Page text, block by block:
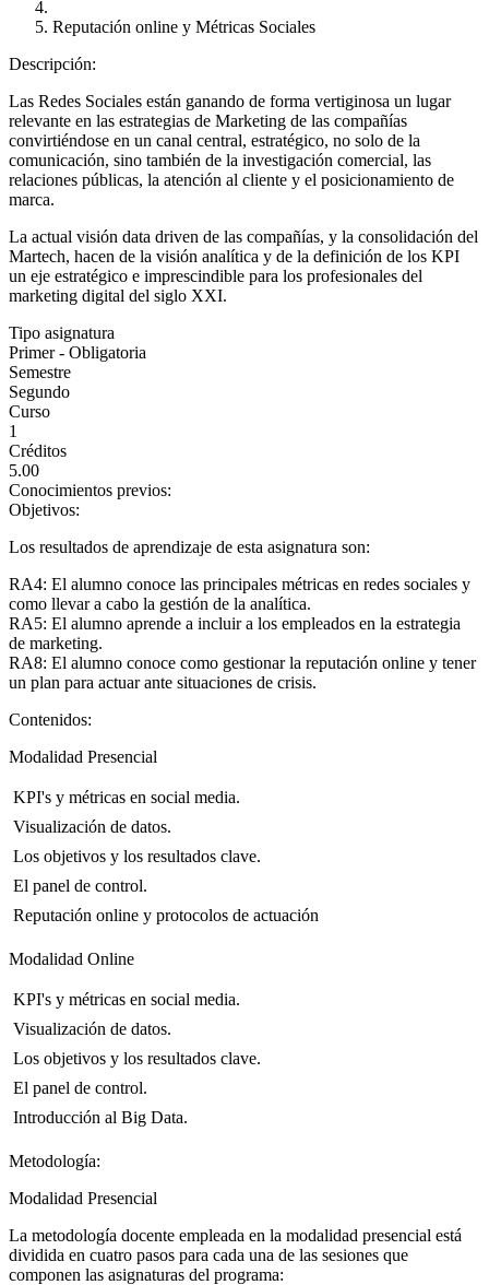
Reputación online y Métricas Sociales
Descripción:
Las Redes Sociales están ganando de forma vertiginosa un lugar
relevante en las estrategias de Marketing de las compañías
convirtiéndose en un canal central, estratégico, no solo de la
comunicación, sino también de la investigación comercial, las
relaciones públicas, la atención al cliente y el posicionamiento de
marca.
La actual visión data driven de las compañías, y la consolidación del
Martech, hacen de la visión analítica y de la definición de los KPI
un eje estratégico e imprescindible para los profesionales del
marketing digital del siglo XXI.
Tipo asignatura
Primer - Obligatoria
Semestre
Segundo
Curso
1
Créditos
5.00
Conocimientos previos:
Objetivos:
Los resultados de aprendizaje de esta asignatura son:
RA4: El alumno conoce las principales métricas en redes sociales y
como llevar a cabo la gestión de la analítica.
RA5: El alumno aprende a incluir a los empleados en la estrategia
de marketing.
RA8: El alumno conoce como gestionar la reputación online y tener
un plan para actuar ante situaciones de crisis.
Contenidos:
Modalidad Presencial
 KPI's y métricas en social media.
 Visualización de datos.
 Los objetivos y los resultados clave.
 El panel de control.
 Reputación online y protocolos de actuación
Modalidad Online
 KPI's y métricas en social media.
 Visualización de datos.
 Los objetivos y los resultados clave.
 El panel de control.
 Introducción al Big Data.
Metodología:
Modalidad Presencial
La metodología docente empleada en la modalidad presencial está
dividida en cuatro pasos para cada una de las sesiones que
componen las asignaturas del programa: